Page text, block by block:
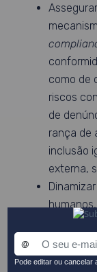
como de
riscos
de
rança de
inclusão
externa,
felicidade